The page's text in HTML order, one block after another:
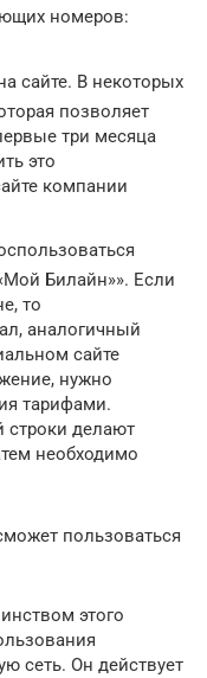
номеров:
сайте. В некоторых
позволяет
три месяца
это
компании
Билайн»». Если
то
аналогичный
сайте
нужно
тарифами.
строки делают
необходимо
пользоваться
этого
сеть. Он действует